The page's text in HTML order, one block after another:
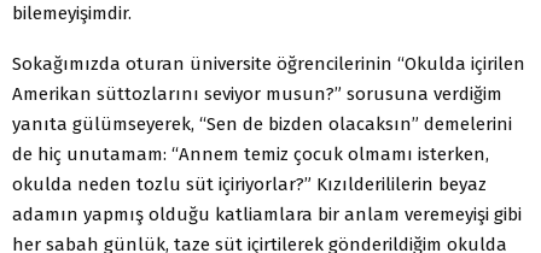
bilemeyişimdir.
Sokağımızda oturan üniversite öğrencilerinin “Okulda içirilen
Amerikan süttozlarını seviyor musun?” sorusuna verdiğim
yanıta gülümseyerek, “Sen de bizden olacaksın” demelerini
de hiç unutamam: “Annem temiz çocuk olmamı isterken,
okulda neden tozlu süt içiriyorlar?” Kızılderililerin beyaz
adamın yapmış olduğu katliamlara bir anlam veremeyişi gibi
her sabah günlük, taze süt içirtilerek gönderildiğim okulda